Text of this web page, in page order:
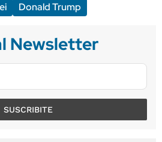
Donald Trump
Newsletter
SUSCRIBITE